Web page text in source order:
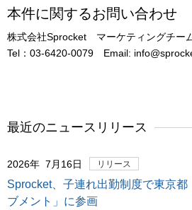
本件に関するお問い合わせ
株式会社Sprocket マーケティングチー
Tel：03-6420-0079 Email:
最近のニュースリリース
2026年 7月16日 リリース
Sprocket、子連れ出勤制度で東京
ブメント」に参画